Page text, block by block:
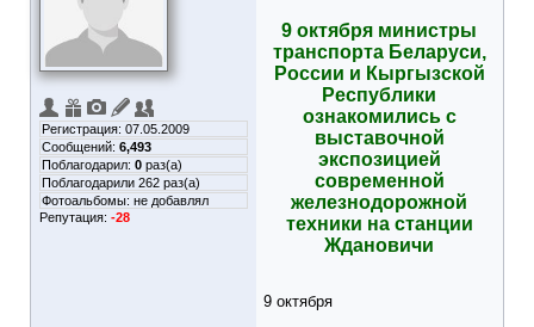
Регистрация: 07.05.2009
Сообщений: 6,493
Поблагодарил: 0 раз(а)
Поблагодарили 262 раз(а)
Фотоальбомы: не добавлял
Репутация: -28
9 октября министры
транспорта Беларуси,
России и Кыргызской
Республики
ознакомились с
выставочной
экспозицией
современной
железнодорожной
техники на станции
Ждановичи
9 октября